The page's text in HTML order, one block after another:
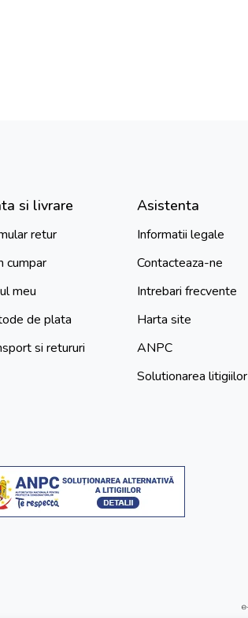
si livrare
retur
cumpar
meu
de plata
si retururi
Asistenta
Informatii legale
Contacteaza-ne
Intrebari frecvente
Harta site
ANPC
Solutionarea litigiilor